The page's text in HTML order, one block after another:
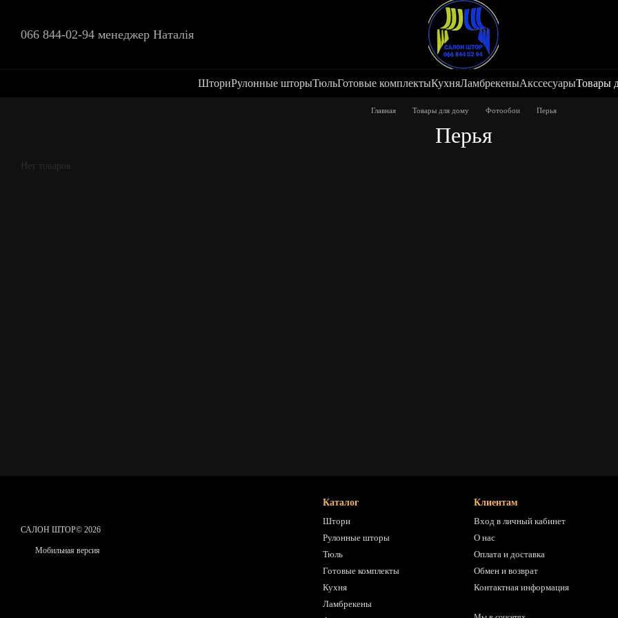
066 844-02-94 менеджер Наталія
ШториРулонные шторыТюльГотовые комплектыКухняЛамбрекеныАкссесуарыТовары
Главная Товары для дому Фотообои Перья
Перья
Нет товаров
САЛОН ШТОР© 2026
Мобильная версия
Каталог
Штори
Рулонные шторы
Тюль
Готовые комплекты
Кухня
Ламбрекены
Клиентам
Вход в личный кабинет
О нас
Оплата и доставка
Обмен и возврат
Контактная информация